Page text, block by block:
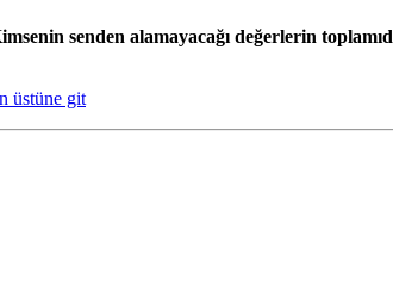
senden alamayacağı değerlerin
üstüne git